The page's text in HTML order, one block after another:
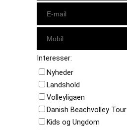
Interesser:
Nyheder
Landshold
Volleyligaen
Danish Beachvolley Tour
Kids og Ungdom